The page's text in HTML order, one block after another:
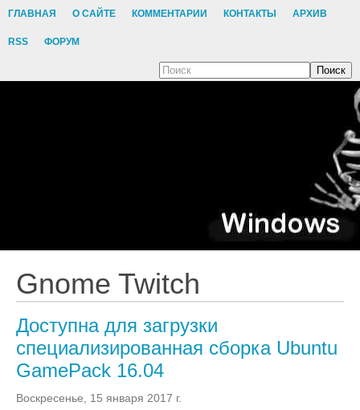
ГЛАВНАЯ О САЙТЕ КОММЕНТАРИИ КОНТАКТЫ АРХИВ
RSS ФОРУМ
Поиск
Gnome Twitch
Доступна для загрузки
специализированная сборка Ubuntu
GamePack 16.04
Воскресенье, 15 января 2017 г.